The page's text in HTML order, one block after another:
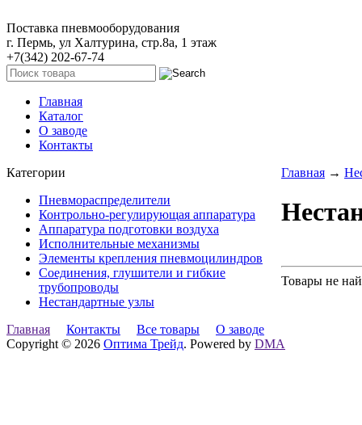
Поставка пневмооборудования
г. Пермь, ул Халтурина, стр.8а, 1 этаж
+7(342) 202-67-74
Главная
Каталог
О заводе
Контакты
Категории
Пневмораспределители
Контрольно-регулирующая аппаратура
Аппаратура подготовки воздуха
Исполнительные механизмы
Элементы крепления пневмоцилиндров
Соединения, глушители и гибкие
трубопроводы
Нестандартные узлы
Главная →
Товары не
Главная Контакты Все товары
О заводе
Copyright © 2026 Оптима Трейд. Powered by DMA